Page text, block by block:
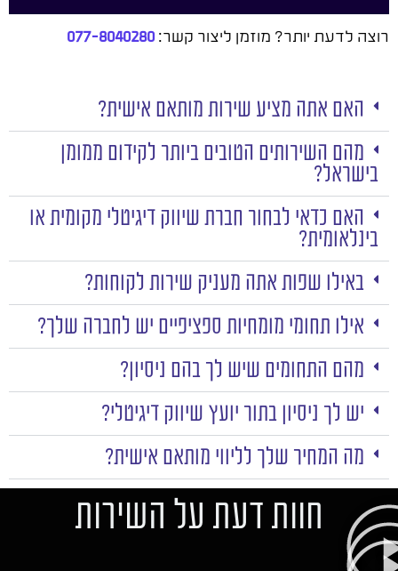
רוצה לדעת יותר? מוזמן ליצור קשר:077-8040280
האם אתה מציע שירות מותאם אישית?
מהם השירותים הטובים ביותר לקידום ממומן
בישראל?
האם כדאי לבחור חברת שיווק דיגיטלי מקומית או
בינלאומית?
באילו שפות אתה מעניק שירות לקוחות?
אילו תחומי מומחיות ספציפיים יש לחברה שלך?
מהם התחומים שיש לך בהם ניסיון?
יש לך ניסיון בתור יועץ שיווק דיגיטלי?
מה המחיר שלך לליווי מותאם אישית?
חוות דעת על השירות